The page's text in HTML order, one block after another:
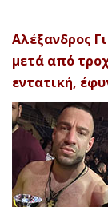
Αλέξανδρος
μετά από
εντατική,